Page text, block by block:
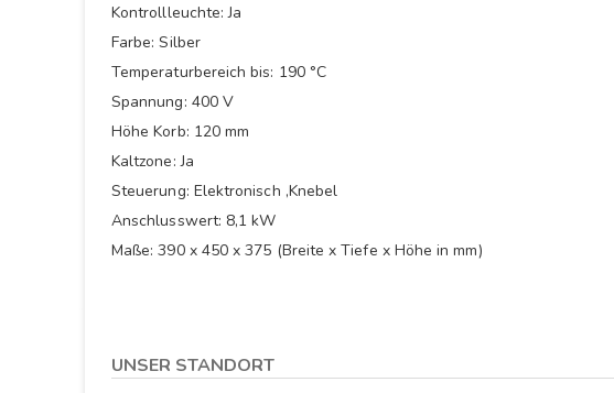
Kontrollleuchte: Ja
Farbe: Silber
Temperaturbereich bis: 190 °C
Spannung: 400 V
Höhe Korb: 120 mm
Kaltzone: Ja
Steuerung: Elektronisch ,Knebel
Anschlusswert: 8,1 kW
Maße: 390 x 450 x 375 (Breite x Tiefe x Höhe in mm)
UNSER STANDORT